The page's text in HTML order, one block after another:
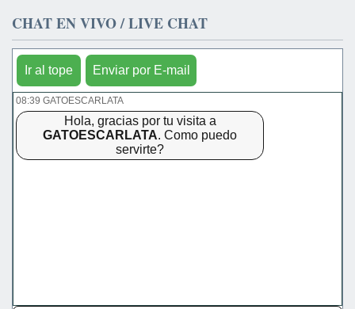
CHAT EN VIVO / LIVE CHAT
Ir al tope Enviar por E-mail
08:39 GATOESCARLATA
Hola, gracias por tu visita a
GATOESCARLATA. Como puedo
servirte?